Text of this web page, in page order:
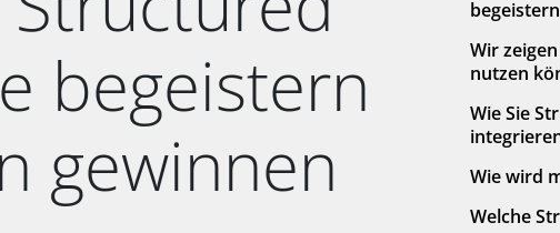
(MO - FR | 09 - 18 UHR)
+49 (0)89
Wir
nutzen
Wie Sie
Wie wird
Welche
begeistern
gewinnen